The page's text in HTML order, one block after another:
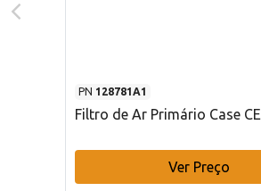
PN 128781A1
Filtro de Ar Primário Case CE
Ver Preço